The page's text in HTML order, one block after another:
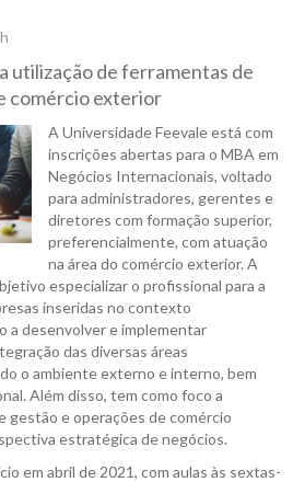
utilização de ferramentas de
comércio exterior
A Universidade Feevale está com
inscrições abertas para o MBA em
Negócios Internacionais, voltado
para administradores, gerentes e
diretores com formação superior,
preferencialmente, com atuação
na área do comércio exterior. A
especializar o profissional para a
inseridas no contexto
a desenvolver e implementar
das diversas áreas
o ambiente externo e interno, bem
Além disso, tem como foco a
gestão e operações de comércio
estratégica de negócios.
em abril de 2021, com aulas às sextas-